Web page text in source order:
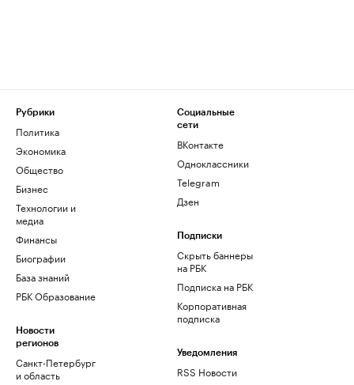
Рубрики
Политика
Экономика
Общество
Бизнес
Технологии и
медиа
Финансы
Биографии
База знаний
РБК Образование
Новости
регионов
Санкт-Петербург
и область
Социальные
сети
ВКонтакте
Одноклассники
Telegram
Дзен
Подписки
Скрыть баннеры
на РБК
Подписка на РБК
Корпоративная
подписка
Уведомления
RSS Новости